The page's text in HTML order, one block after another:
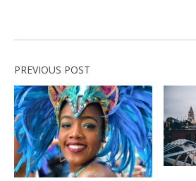
PREVIOUS POST